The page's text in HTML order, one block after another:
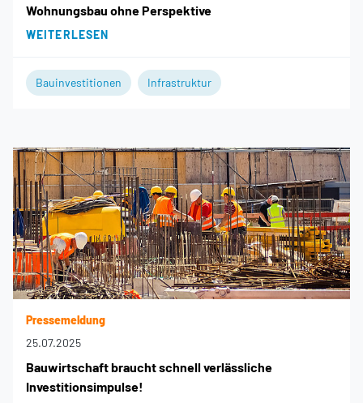
Wohnungsbau ohne Perspektive
WEITERLESEN
Bauinvestitionen Infrastruktur
Pressemeldung
25.07.2025
Bauwirtschaft braucht schnell verlässliche
Investitionsimpulse!